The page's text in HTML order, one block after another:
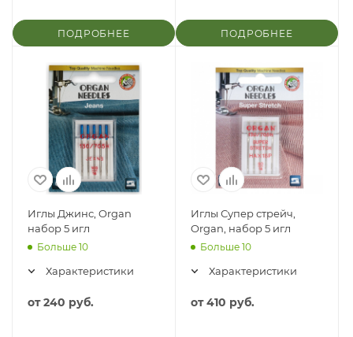
ПОДРОБНЕЕ ПОДРОБНЕЕ
Иглы Джинс, Organ
набор 5 игл
Больше 10
Характеристики
от240 руб.
Иглы Супер стрейч,
Organ, набор 5 игл
Больше 10
Характеристики
от410 руб.